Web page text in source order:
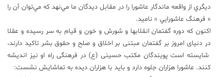
ديگري از واقعه ماندگار عاشورا را در مقابل ديدگان ما مي‌نهد كه مي‌توان آن را
« فرهنگ عاشورایي » ناميد.
اكنون كه دوره گفتمان انقلابها و شورش و خون و قيام به سر رسيده و عقلا
در دنیای امروز بر گفتمان مبتنی بر اخلاق و صلح و حقوق بشر تاکید دارند،
شايسته است پويندگان مكتب حسينی (ع) در فرهنگی راه او نيز انديشه
كنند. عاشورا هزاران جلوه دارد و بايد با هزاران ديده به تماشايش نشست: